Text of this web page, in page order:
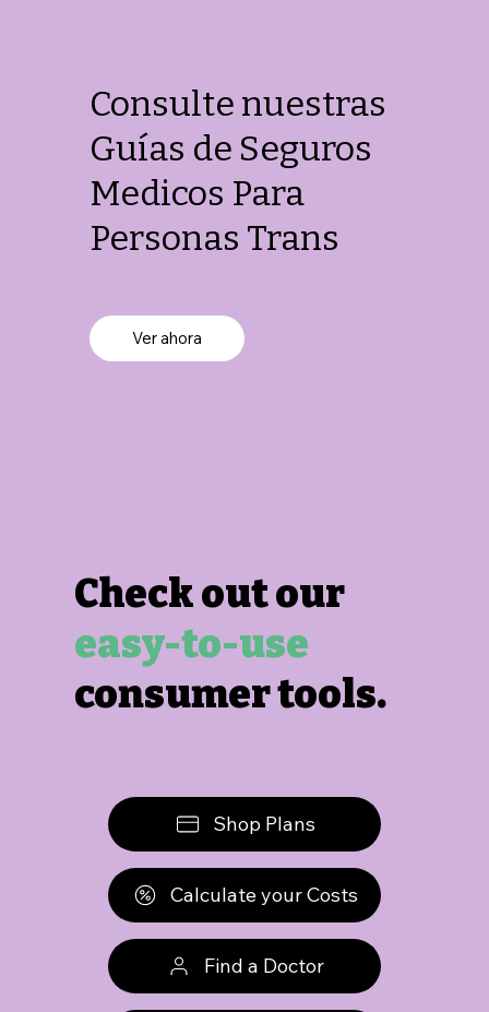
Consulte nuestras
Guías de Seguros
Medicos Para
Personas Trans
Ver ahora
Shop Plans
Calculate your Costs
Find a Doctor
Check out our
easy-to-use
consumer tools.